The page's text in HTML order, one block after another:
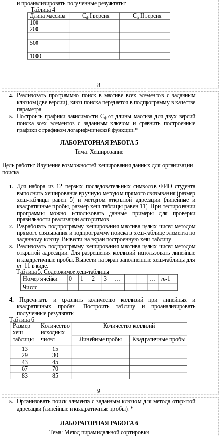
и проанализировать полученные результаты:
Таблица 4
Длина массива
Сф I версия Сф II версия
100
200
…
500
…
1000
8
4.
Реализовать программно поиск в массиве всех элементов с заданным
ключом (две версии), ключ поиска передается в подпрограмму в качестве
параметра.
5. Построить графики зависимости Сф от длины массива для двух версий
поиска всех элементов с заданным ключом и сравнить построенные
графики с графиком логарифмической функции.*
ЛАБОРАТОРНАЯ РАБОТА 5
Тема: Хеширование
Цель работы: Изучение возможностей хеширования данных для организации
поиска.
1.
Для набора из 12 первых последовательных символов ФИО студента
выполнить хеширование вручную методом прямого связывания (размер
хеш-таблицы равен 5) и методом открытой адресации (линейные и
квадратичные пробы, размер хеш-таблицы равен 11). При тестировании
программы можно использовать данные примеры для проверки
правильности реализации алгоритмов.
2.
Разработать подпрограмму хеширования массива целых чисел методом
прямого связывания и подпрограмму поиска вхеш-таблице элемента по
заданному ключу. Вывести на экран построенную хеш-таблицу.
3.
Реализовать подпрограмму хеширования массива целых чисел методом
открытой адресации. Для разрешения коллизий использовать линейные
и квадратичные пробы. Вывести на экран заполненные хеш-таблицы для
m=11 в виде:
Таблица 5. Содержимое хеш-таблицы
Номер ячейки
0 1 2 3 … … m-1
Число
4.Подсчитать и сравнить количество коллизий при линейных и
квадратичных пробах. Построить таблицу и проанализировать
полученные результаты.
Таблица 6
Размер
Количество
Количество коллизий
хеш-
исходных
таблицы
чисел Линейные пробы
Квадратичные пробы
13
15
29
30
43
45
67
70
83 85
9
5.
Организовать поиск элемента с заданным ключом для метода открытой
адресации (линейные и квадратичные пробы). *
ЛАБОРАТОРНАЯ РАБОТА 6
Тема: Метод пирамидальной сортировки